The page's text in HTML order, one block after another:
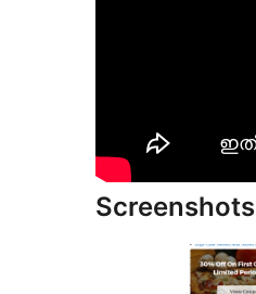
Screenshots